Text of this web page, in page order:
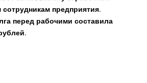
предприятия.
перед рабочими составила